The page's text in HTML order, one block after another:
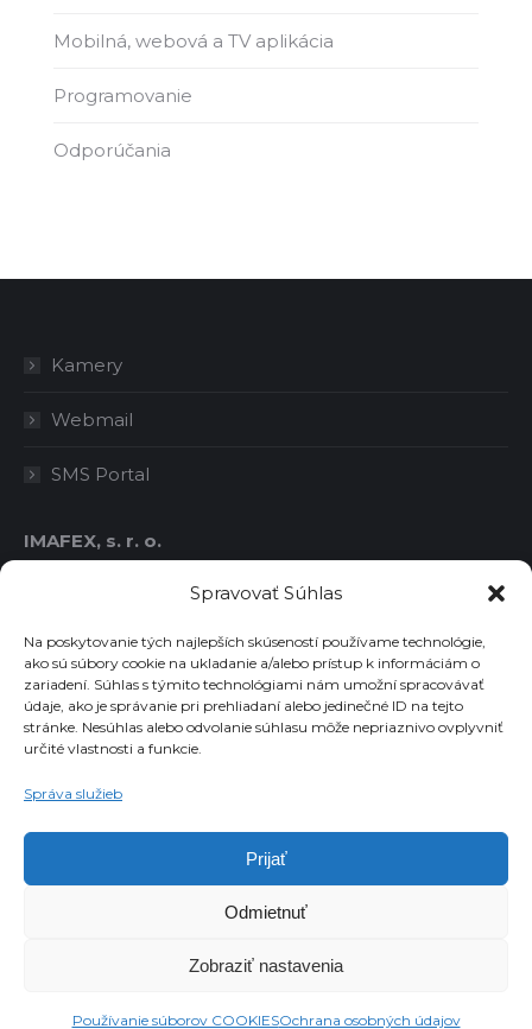
Spravovať Súhlas
Na poskytovanie tých najlepších skúseností používame technológie,
ako sú súbory cookie na ukladanie a/alebo prístup k informáciám o
zariadení. Súhlas s týmito technológiami nám umožní spracovávať
údaje, ako je správanie pri prehliadaní alebo jedinečné ID na tejto
stránke. Nesúhlas alebo odvolanie súhlasu môže nepriaznivo ovplyvniť
určité vlastnosti a funkcie.
Správa služieb
Prijať
Odmietnuť
Zobraziť nastavenia
Používanie súborov COOKIESOchrana osobných údajov
Mobilná, webová a TV aplikácia
Programovanie
Odporúčania
Kamery
Webmail
SMS Portal
IMAFEX, s. r. o.
IČ DPH: SK2021763986
Chcete dostávať novinky emailom?
Email